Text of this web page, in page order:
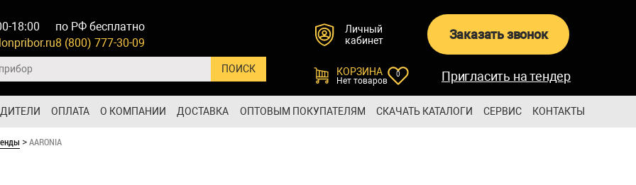
18:00
по РФ бесплатно
8 (800) 777-30-09
Личный
кабинет
Заказать звонок
КОРЗИНА
Нет товаров
0 Пригласить на тендер
ОПЛАТА О КОМПАНИИ ДОСТАВКА ОПТОВЫМ ПОКУПАТЕЛЯМ СКАЧАТЬ КАТАЛОГИ СЕРВИС КОНТАКТЫ
>AARONIA